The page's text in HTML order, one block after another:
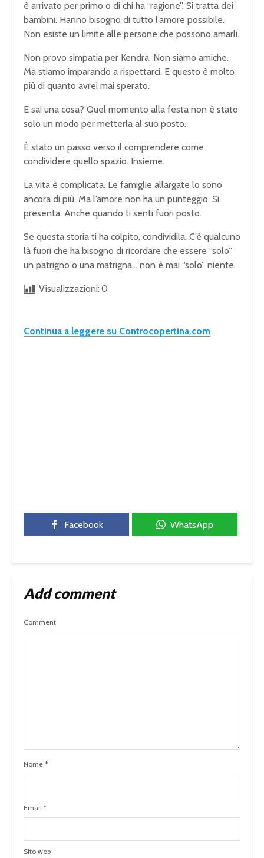
è arrivato per primo o di chi ha “ragione”. Si tratta dei
bambini. Hanno bisogno di tutto l’amore possibile.
Non esiste un limite alle persone che possono amarli.
Non provo simpatia per Kendra. Non siamo amiche.
Ma stiamo imparando a rispettarci. E questo è molto
più di quanto avrei mai sperato.
E sai una cosa? Quel momento alla festa non è stato
solo un modo per metterla al suo posto.
È stato un passo verso il comprendere come
condividere quello spazio. Insieme.
La vita è complicata. Le famiglie allargate lo sono
ancora di più. Ma l’amore non ha un punteggio. Si
presenta. Anche quando ti senti fuori posto.
Se questa storia ti ha colpito, condividila. C’è qualcuno
là fuori che ha bisogno di ricordare che essere “solo”
un patrigno o una matrigna… non è mai “solo” niente.
Visualizzazioni: 0
Continua a leggere su Controcopertina.com
Facebook WhatsApp
Add comment
Comment
Nome *
Email *
Sito web